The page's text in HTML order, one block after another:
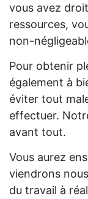
vous avez
ressources,
non-
Pour obtenir
également à
éviter tout
effectuer.
avant tout.
Vous aurez
viendrons
du travail à